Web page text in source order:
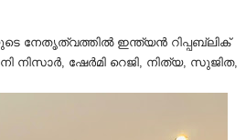
നേതൃത്വത്തിൽ ഇന്ത്യൻ റിപ്പബ്ലിക്
നിസാർ, ഷേർമി റെജി, നിത്യ, സുജിത,